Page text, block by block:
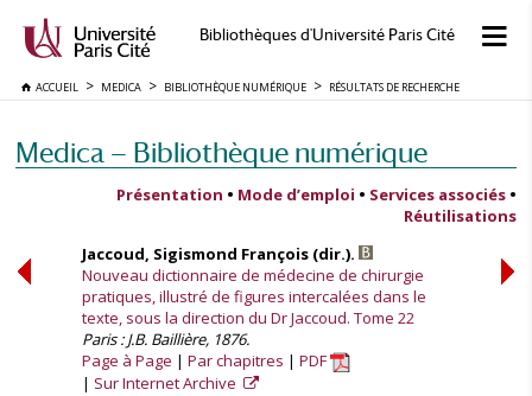
Bibliothèques d'Université Paris Cité
ACCUEIL MEDICA BIBLIOTHÈQUE NUMÉRIQUE RÉSULTATS DE RECHERCHE
Medica — Bibliothèque numérique
Présentation • Mode d’emploi • Services associés •
Réutilisations
Jaccoud, Sigismond François (dir.).
Nouveau dictionnaire de médecine de chirurgie
pratiques, illustré de figures intercalées dans le
texte, sous la direction du Dr Jaccoud. Tome 22
Paris : J.B. Baillière, 1876.
Page à Page
Par chapitres
PDF
Sur Internet Archive